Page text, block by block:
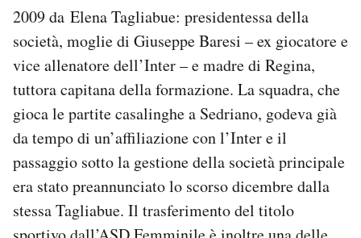
AREA PERSONALE
Area Personale
Newsletter
Regala il Post
Hai bisogno di aiuto?
Esci
2009 da Elena Tagliabue: presidentessa della
società, moglie di Giuseppe Baresi – ex giocatore e
vice allenatore dell’Inter – e madre di Regina,
tuttora capitana della formazione. La squadra, che
gioca le partite casalinghe a Sedriano, godeva già
da tempo di un’affiliazione con l’Inter e il
passaggio sotto la gestione della società principale
era stato preannunciato lo scorso dicembre dalla
stessa Tagliabue. Il trasferimento del titolo